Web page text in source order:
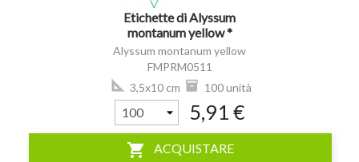
Etichette di Alyssum
montanum yellow *
Alyssum montanum yellow
FMPRM0511
3,5x10 cm
100 unità
5,91 €
shopping_cart ACQUISTARE